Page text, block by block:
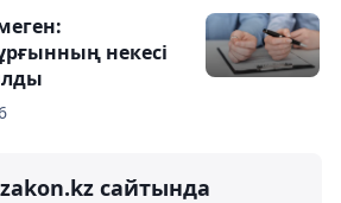
некесі
сайтында